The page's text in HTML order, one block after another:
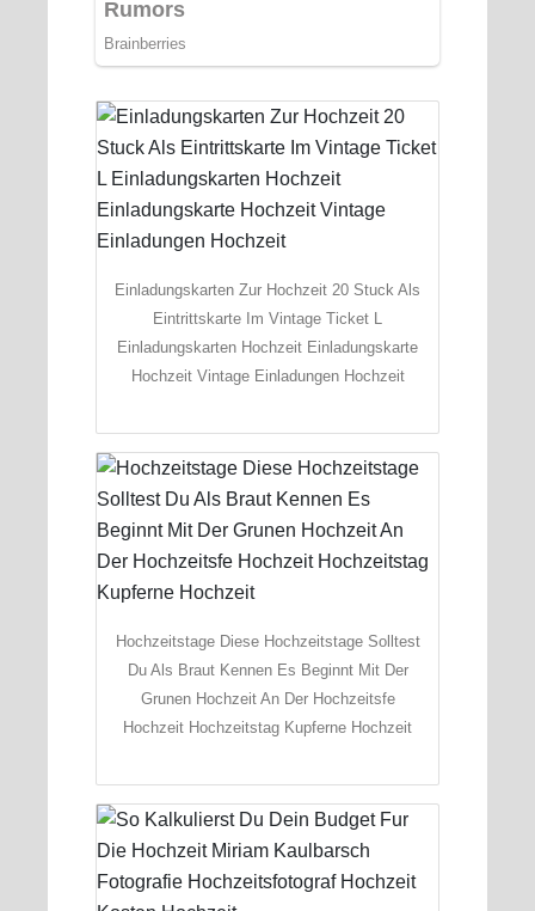
Einladungskarten Zur Hochzeit 20 Stuck Als
Eintrittskarte Im Vintage Ticket L
Einladungskarten Hochzeit Einladungskarte
Hochzeit Vintage Einladungen Hochzeit
Hochzeitstage Diese Hochzeitstage Solltest
Du Als Braut Kennen Es Beginnt Mit Der
Grunen Hochzeit An Der Hochzeitsfe
Hochzeit Hochzeitstag Kupferne Hochzeit